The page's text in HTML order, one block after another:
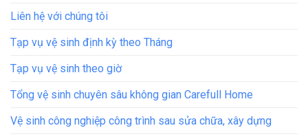
Liên hệ với chúng tôi
Tạp vụ vệ sinh định kỳ theo Tháng
Tạp vụ vệ sinh theo giờ
Tổng vệ sinh chuyên sâu không gian Carefull Home
Vệ sinh công nghiệp công trình sau sửa chữa, xây dựng